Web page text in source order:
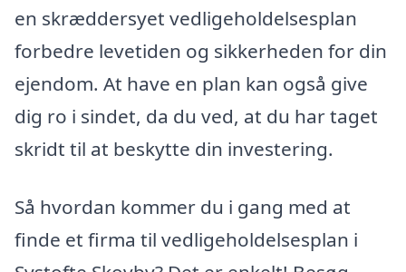
en skræddersyet vedligeholdelsesplan
forbedre levetiden og sikkerheden for din
ejendom. At have en plan kan også give
dig ro i sindet, da du ved, at du har taget
skridt til at beskytte din investering.
Så hvordan kommer du i gang med at
finde et firma til vedligeholdelsesplan i